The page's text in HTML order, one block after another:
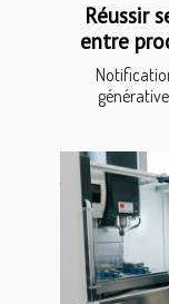
Réussir
entre